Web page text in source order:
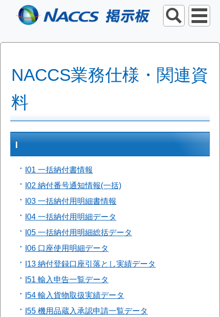
NACCS業務仕様・関連資
料
I
I01 一括納付書情報
I02 納付番号通知情報(一括)
I03 一括納付用明細書情報
I04 一括納付用明細データ
I05 一括納付用明細総括データ
I06 口座使用明細データ
I13 納付登録口座引落とし実績データ
I51 輸入申告一覧データ
I54 輸入貨物取扱実績データ
I55 機用品蔵入承認申請一覧データ